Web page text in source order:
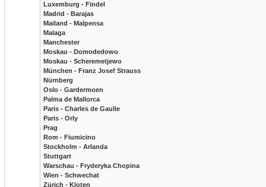
Luxemburg - Findel
Madrid - Barajas
Mailand - Malpensa
Malaga
Manchester
Moskau - Domodedowo
Moskau - Scheremetjewo
München - Franz Josef Strauss
Nürnberg
Oslo - Gardermoen
Palma de Mallorca
Paris - Charles de Gaulle
Paris - Orly
Prag
Rom - Fiumicino
Stockholm - Arlanda
Stuttgart
Warschau - Fryderyka Chopina
Wien - Schwechat
Zürich - Kloten